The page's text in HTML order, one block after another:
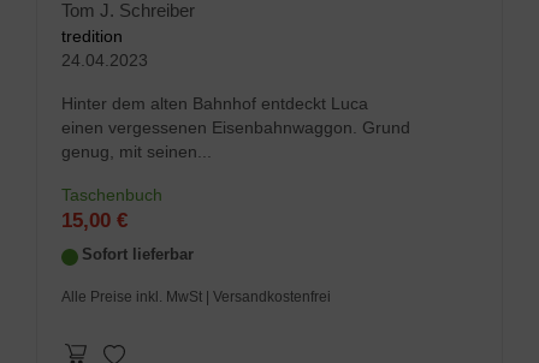
Tom J. Schreiber
tredition
24.04.2023
Hinter dem alten Bahnhof entdeckt Luca
einen vergessenen Eisenbahnwaggon. Grund
genug, mit seinen...
Taschenbuch
15,00 €
Sofort lieferbar
Alle Preise inkl. MwSt | Versandkostenfrei